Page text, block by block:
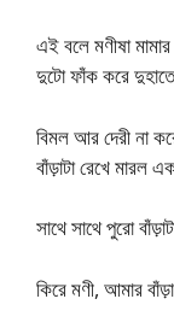
এই বলে মণীষা
দুটো ফাঁক করে
বিমল আর দেরী না
বাঁড়াটা রেখে মারল
সাথে সাথে পুরো
কিরে মণী, আমার